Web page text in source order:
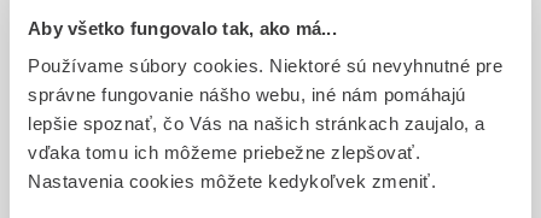
Aby všetko fungovalo tak, ako má...
Používame súbory cookies. Niektoré sú nevyhnutné pre
správne fungovanie nášho webu, iné nám pomáhajú
lepšie spoznať, čo Vás na našich stránkach zaujalo, a
vďaka tomu ich môžeme priebežne zlepšovať.
Nastavenia cookies môžete kedykoľvek zmeniť.
Informácie
Aktuality
Dotazník spokojnosti zákazníka